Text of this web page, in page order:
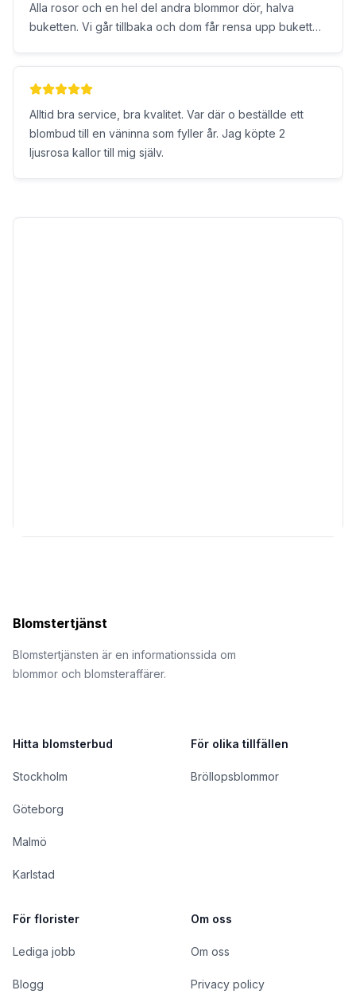
Alla rosor och en hel del andra blommor dör, halva
buketten. Vi går tillbaka och dom får rensa upp buketten
de är ju att deras rosor har dålig kvalitet och är för
gamla och ska därför inte säljas. Jag får tillbaka en halv
jag kommer hem i påsen annars hade jag lämnat utan
buketten. Gå inte hit, de är för dyrt för den kvalité man
får och jag köper och får ofta blommor. Måste säga att ni
är sämst. Sjukt besviken. Skäms på er! Jag ska inte
jobb och på allt det får jag en halv bukett. Aldrig fått så
Alltid bra service, bra kvalitet. Var där o beställde ett
blombud till en väninna som fyller år. Jag köpte 2
ljusrosa kallor till mig själv.
Blomstertjänst
Blomstertjänsten är en informationssida om
blommor och blomsteraffärer.
Hitta blomsterbud
Stockholm
Göteborg
Malmö
Karlstad
För olika tillfällen
Bröllopsblommor
För florister
Lediga jobb
Blogg
Om oss
Om oss
Privacy policy